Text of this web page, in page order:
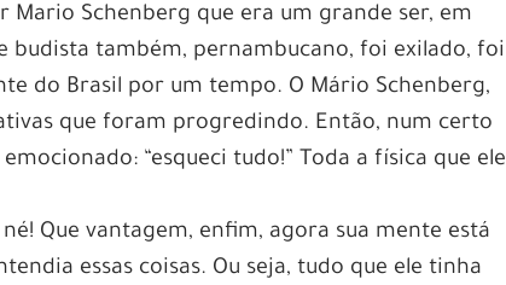
Schenberg que era um grande ser, em
budista também, pernambucano, foi exilado, foi
do Brasil por um tempo. O Mário Schenberg,
que foram progredindo. Então, num certo
“esqueci tudo!” Toda a física que ele
Que vantagem, enfim, agora sua mente está
essas coisas. Ou seja, tudo que ele tinha